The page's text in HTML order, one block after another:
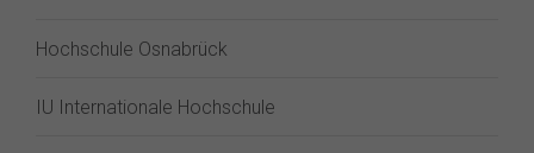
Hochschule Osnabrück
IU Internationale Hochschule